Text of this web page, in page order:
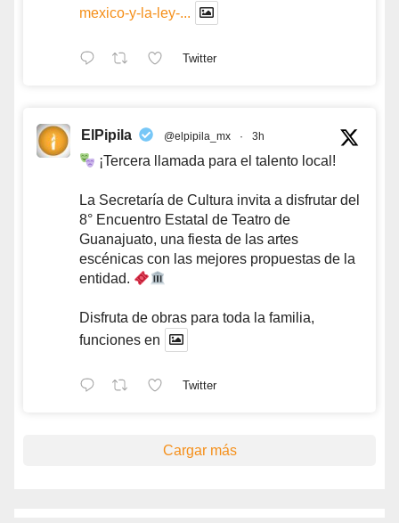
mexico-y-la-ley-...
Twitter
ElPipila @elpipila_mx · 3h
¡Tercera llamada para el talento local!
La Secretaría de Cultura invita a disfrutar del
8° Encuentro Estatal de Teatro de
Guanajuato, una fiesta de las artes
escénicas con las mejores propuestas de la
entidad.
Disfruta de obras para toda la familia,
funciones en
Twitter
Cargar más